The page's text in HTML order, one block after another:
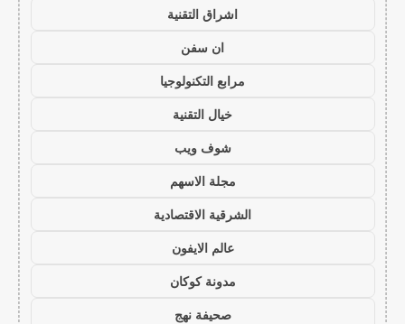
اشراق التقنية
ان سفن
مرابع التكنولوجيا
خيال التقنية
شوف ويب
مجلة الاسهم
الشرقية الاقتصادية
عالم الايفون
مدونة كوكان
صحيفة نهج